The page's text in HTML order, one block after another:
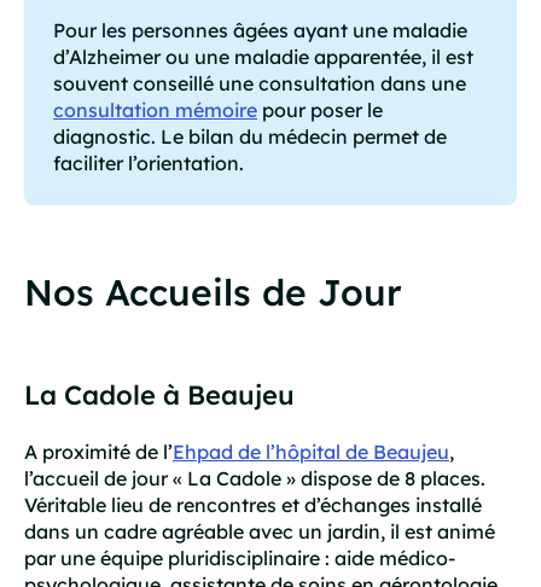
Pour les personnes âgées ayant une maladie
d’Alzheimer ou une maladie apparentée, il est
souvent conseillé une consultation dans une
consultation mémoire pour poser le
diagnostic. Le bilan du médecin permet de
faciliter l’orientation.
Nos Accueils de Jour
La Cadole à Beaujeu
A proximité de l’Ehpad de l’hôpital de Beaujeu,
l’accueil de jour « La Cadole » dispose de 8 places.
Véritable lieu de rencontres et d’échanges installé
dans un cadre agréable avec un jardin, il est animé
par une équipe pluridisciplinaire : aide médico-